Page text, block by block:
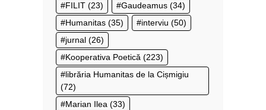
FILIT (23) Gaudeamus (34)
Humanitas (35) interviu (50)
jurnal (26)
Kooperativa Poetică (223)
librăria Humanitas de la Cișmigiu
(72)
Marian Ilea (33)